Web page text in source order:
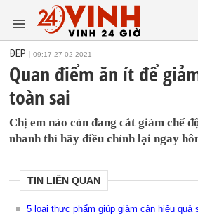
ĐẸP 09:17 27-02-2021
Quan điểm ăn ít để
toàn sai
Chị em nào còn đang cắt giảm chế
nhanh thì hãy điều chỉnh lại ngay
TIN LIÊN QUAN
5 loại thực phẩm giúp giảm cân hiệu quả